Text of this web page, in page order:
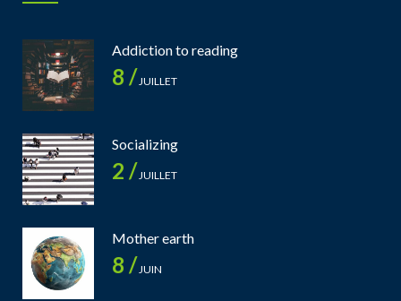
Addiction to reading
8 /JUILLET
Socializing
2 /JUILLET
Mother earth
8 /JUIN